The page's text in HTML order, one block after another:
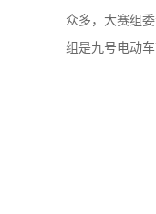
众多，大赛组
组是九号电动